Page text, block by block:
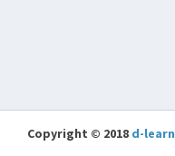
Copyright © 2018 d-learn